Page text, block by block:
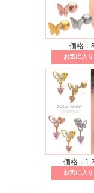
価格：
価格：